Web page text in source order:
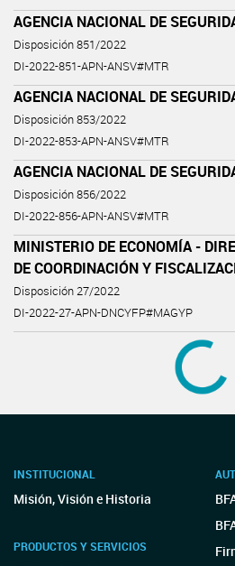
AGENCIA NACIONAL DE
Disposición 851/2022
DI-2022-851-APN-ANSV#MTR
AGENCIA NACIONAL DE
Disposición 853/2022
DI-2022-853-APN-ANSV#MTR
AGENCIA NACIONAL DE
Disposición 856/2022
DI-2022-856-APN-ANSV#MTR
MINISTERIO DE ECONOMÍA -
DE COORDINACIÓN Y
Disposición 27/2022
DI-2022-27-APN-DNCYFP#MAGYP
CONCURSOS OFICIALES
HOSPITAL DE PEDIATRÍA
GARRAHAN”
HOSPITAL DE PEDIATRÍA
GARRAHAN”